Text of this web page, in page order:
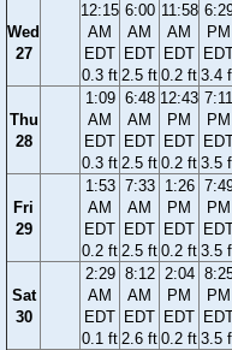
Wed
27
12:15
AM
EDT
0.3 ft
6:00
AM
EDT
2.5 ft
11:58
AM
EDT
0.2 ft
PM
3.4
Thu
28
1:09
AM
EDT
0.3 ft
6:48
AM
EDT
2.5 ft
12:43
PM
EDT
0.2 ft
7:11
PM
3.5
Fri
29
1:53
AM
EDT
0.2 ft
7:33
AM
EDT
2.5 ft
1:26
PM
EDT
0.2 ft
PM
3.5
Sat
30
2:29
AM
EDT
0.1 ft
8:12
AM
EDT
2.6 ft
2:04
PM
EDT
0.2 ft
PM
3.5